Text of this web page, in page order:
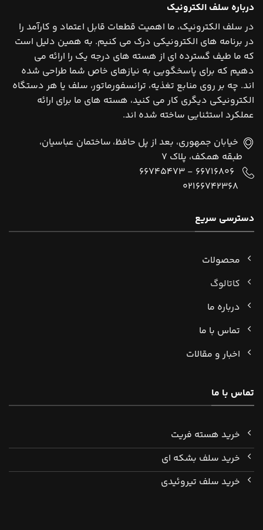
درباره سلف الکترونیک
در سلف الکترونیک، ما اهمیت قطعات قابل اعتماد و کارآمد را
در برنامه های الکترونیکی درک می کنیم. به همین دلیل است
که ما طیف گسترده ای از هسته های درجه یک را ارائه می
دهیم که برای پاسخگویی به نیازهای خاص شما طراحی شده
اند. چه بر روی منابع تغذیه، ترانسفورماتور، سلف یا هر دستگاه
الکترونیکی دیگری کار می کنید، هسته های ما برای ارائه
عملکرد استثنایی ساخته شده اند.
خیابان جمهوری، بعد از پل حافظ، ساختمان عباسیان،
طبقه همکف، پلاک 7
-
66745473
دسترسی سریع
محصولات
کاتالوگ
درباره ما
تماس با ما
اخبار و مقالات
تماس با ما
خرید هسته فریت
خرید سلف بشکه ای
خرید سلف تیروئیدی